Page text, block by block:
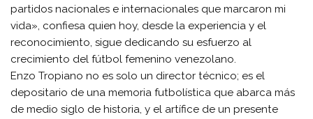
partidos nacionales e internacionales que marcaron mi
vida», confiesa quien hoy, desde la experiencia y el
reconocimiento, sigue dedicando su esfuerzo al
crecimiento del fútbol femenino venezolano.
Enzo Tropiano no es solo un director técnico; es el
depositario de una memoria futbolística que abarca más
de medio siglo de historia, y el artífice de un presente